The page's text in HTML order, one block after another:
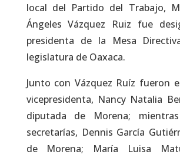
local del Partido del Trabajo,
Ángeles Vázquez Ruiz fue
presidenta de la Mesa
legislatura de Oaxaca.
Junto con Vázquez Ruíz fueron
vicepresidenta, Nancy Natalia
diputada de Morena;
secretarías, Dennis García
de Morena; María Luisa